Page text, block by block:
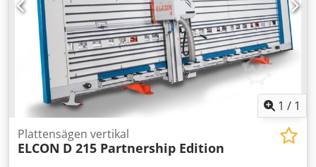
1 / 1
Plattensägen vertikal
ELCON D 215 Partnership Edition